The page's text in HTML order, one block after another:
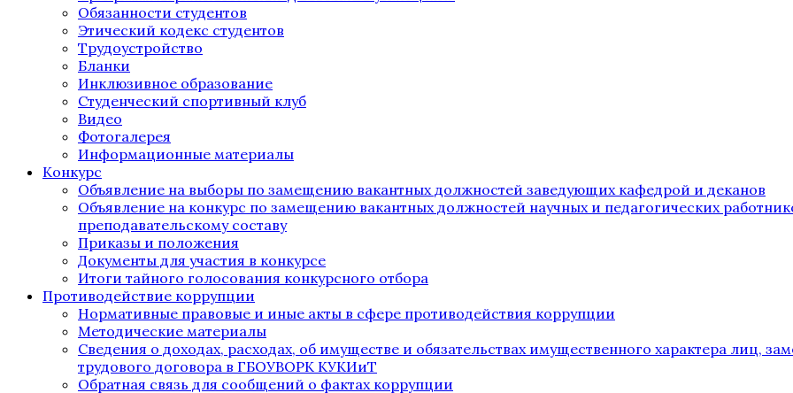
Обязанности студентов
Этический кодекс студентов
Трудоустройство
Бланки
Инклюзивное образование
Студенческий спортивный клуб
Видео
Фотогалерея
Информационные материалы
Конкурс
Объявление на выборы по замещению вакантных должностей заведующих кафедрой и деканов
Объявление на конкурс по замещению вакантных должностей научных и педагогических
преподавательскому составу
Приказы и положения
Документы для участия в конкурсе
Итоги тайного голосования конкурсного отбора
Противодействие коррупции
Нормативные правовые и иные акты в сфере противодействия коррупции
Методические материалы
Сведения о доходах, расходах, об имуществе и обязательствах имущественного характера лиц,
трудового договора в ГБОУВОРК КУКИиТ
Обратная связь для сообщений о фактах коррупции